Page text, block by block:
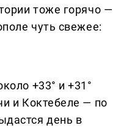
тоже горячо —
чуть свежее:
+33° и +31°
и Коктебеле — по
день в